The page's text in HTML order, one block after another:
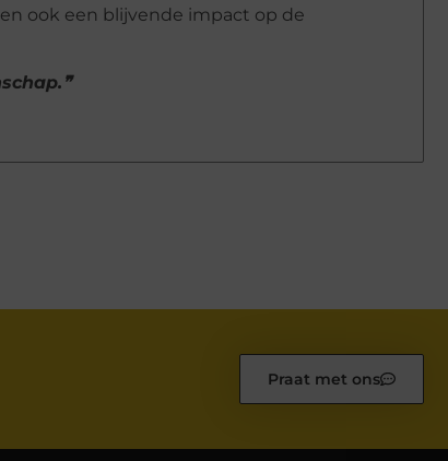
ook een blijvende impact op de
Praat met ons